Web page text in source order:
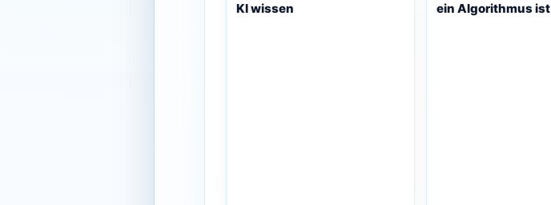
KI wissen
ein Algorithmus ist